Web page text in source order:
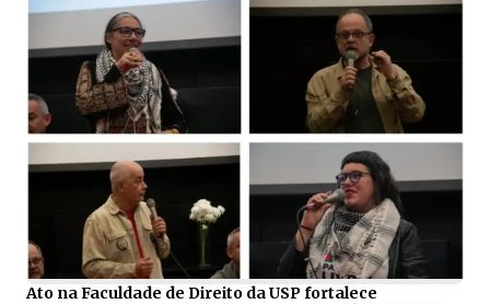
Ato na Faculdade de Direito da USP fortalece